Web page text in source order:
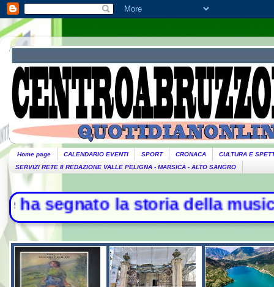
Home page CALENDARIO EVENTI SPORT CRONACA
CULTURA E
SERVIZI RETE 8 REDAZIONE VALLE PELIGNA - MARSICA - ALTO SANGRO
della musica -